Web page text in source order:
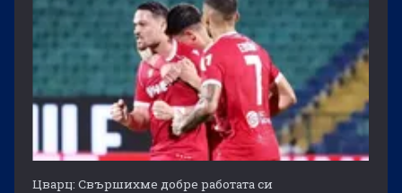
Цварц: Свършихме добре работата си